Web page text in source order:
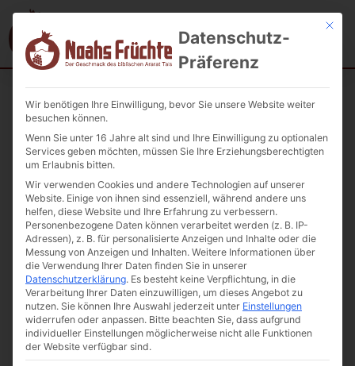
Startseite/Getrocknete Früchte/ Sujuch Nuss-Stange 350g
Mit
Datenschutz-
Präferenz
Wir benötigen Ihre Einwilligung, bevor Sie unsere Website weiter
besuchen können.
Wenn Sie unter 16 Jahre alt sind und Ihre Einwilligung zu optionalen
Services geben möchten, müssen Sie Ihre Erziehungsberechtigten
um Erlaubnis bitten.
Wir verwenden Cookies und andere Technologien auf unserer
Website. Einige von ihnen sind essenziell, während andere uns
helfen, diese Website und Ihre Erfahrung zu verbessern.
Personenbezogene Daten können verarbeitet werden (z. B. IP-
Adressen), z. B. für personalisierte Anzeigen und Inhalte oder die
Messung von Anzeigen und Inhalten. Weitere Informationen über
die Verwendung Ihrer Daten finden Sie in unserer
Datenschutzerklärung. Es besteht keine Verpflichtung, in die
Verarbeitung Ihrer Daten einzuwilligen, um dieses Angebot zu
nutzen. Sie können Ihre Auswahl jederzeit unter Einstellungen
widerrufen oder anpassen. Bitte beachten Sie, dass aufgrund
individueller Einstellungen möglicherweise nicht alle Funktionen
der Website verfügbar sind.